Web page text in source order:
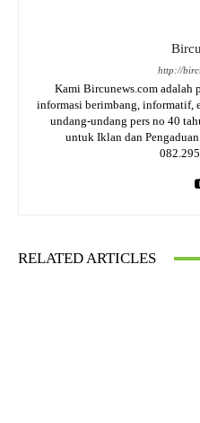
http://
Kami Bircunews.com adalah
informasi berimbang, informatif,
undang-undang pers no 40
untuk Iklan dan
RELATED ARTICLES